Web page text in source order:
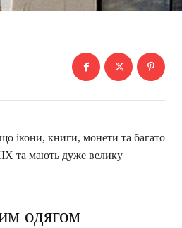
ікони, книги, монети та багато
та мають дуже велику
одягом